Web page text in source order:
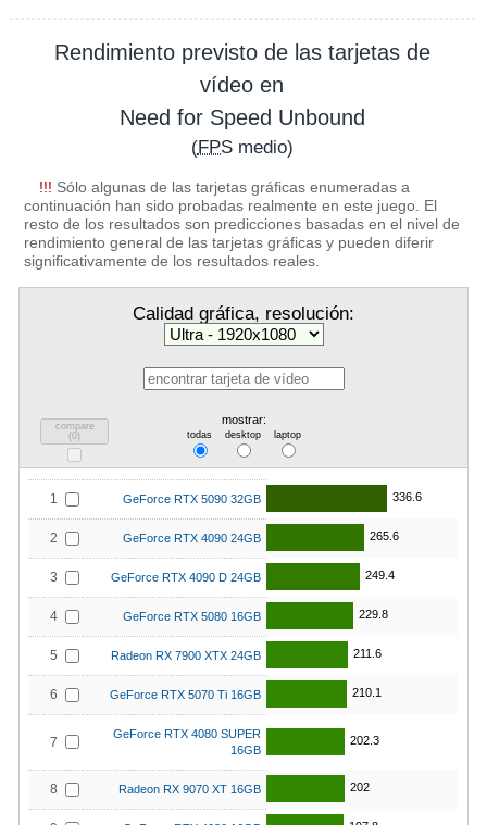
Rendimiento previsto de las tarjetas de
vídeo en
Need for Speed Unbound
(FPSmedio)
!!! Sólo algunas de las tarjetas gráficas enumeradas a
continuación han sido probadas realmente en este juego. El
resto de los resultados son predicciones basadas en el nivel de
rendimiento general de las tarjetas gráficas y pueden diferir
significativamente de los resultados reales.
Calidad gráfica, resolución:
compare
(0)
mostrar:
todas desktop laptop
1 GeForce RTX 5090 32GB 336.6
2 GeForce RTX 4090 24GB 265.6
3 GeForce RTX 4090 D 24GB 249.4
4 GeForce RTX 5080 16GB 229.8
5 Radeon RX 7900 XTX 24GB 211.6
6 GeForce RTX 5070 Ti 16GB 210.1
7
GeForce RTX 4080 SUPER
16GB
202.3
8 Radeon RX 9070 XT 16GB 202